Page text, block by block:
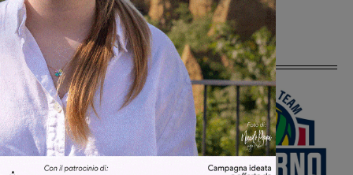
Articoli correlati